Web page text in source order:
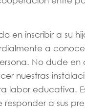
en inscribir a su
a
No dude en
nuestras
labor educativa.
a sus